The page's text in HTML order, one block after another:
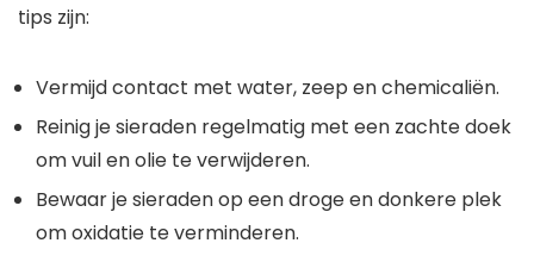
tips zijn:
Vermijd contact met water, zeep en chemicaliën.
Reinig je sieraden regelmatig met een zachte doek
om vuil en olie te verwijderen.
Bewaar je sieraden op een droge en donkere plek
om oxidatie te verminderen.